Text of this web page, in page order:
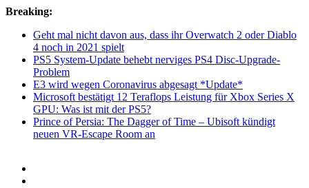
Breaking:
Geht mal nicht davon aus, dass ihr Overwatch 2 oder Diablo
4 noch in 2021 spielt
PS5 System-Update behebt nerviges PS4 Disc-Upgrade-
Problem
E3 wird wegen Coronavirus abgesagt *Update*
Microsoft bestätigt 12 Teraflops Leistung für Xbox Series X
GPU: Was ist mit der PS5?
Prince of Persia: The Dagger of Time – Ubisoft kündigt
neuen VR-Escape Room an